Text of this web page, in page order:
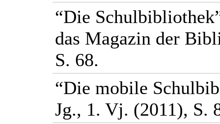
“Die
das Magazin der
S. 68.
“Die mobile
Jg., 1. Vj. (2011), S.